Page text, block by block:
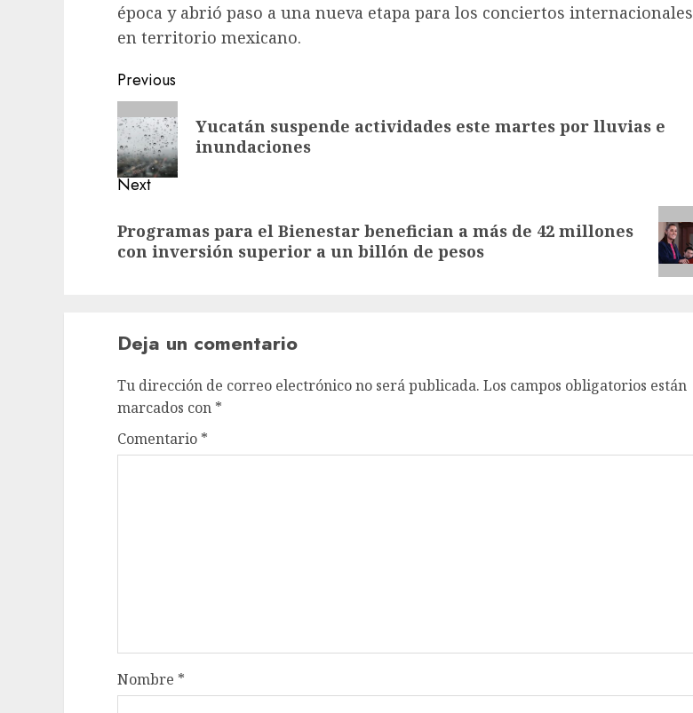
época y abrió paso a una nueva etapa para los conciertos internacionales
en territorio mexicano.
Previous
Yucatán suspende actividades este martes por lluvias e
inundaciones
Next
Programas para el Bienestar benefician a más de 42 millones
con inversión superior a un billón de pesos
Deja un comentario
Tu dirección de correo electrónico no será publicada. Los campos obligatorios están
marcados con *
Comentario *
Nombre *